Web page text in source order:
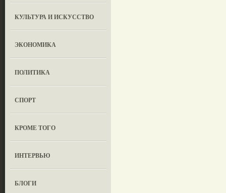
КУЛЬТУРА И ИСКУССТВО
ЭКОНОМИКА
ПОЛИТИКА
СПОРТ
КРОМЕ ТОГО
ИНТЕРВЬЮ
БЛОГИ